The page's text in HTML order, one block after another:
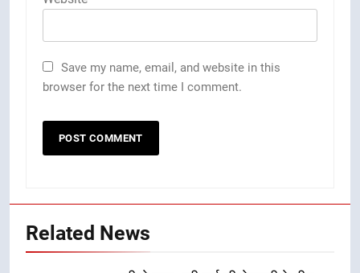
Save my name, email, and website in this
browser for the next time I comment.
Related News